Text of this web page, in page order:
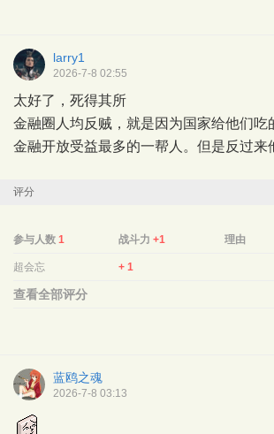
larry1
2026-7-8 02:55
太好了，死得其所
金融圈人均反贼，就是因为国家给他们吃
金融开放受益最多的一帮人。但是反过来
评分
参与人数 1 战斗力+1 理由
超会忘 + 1
查看全部评分
蓝鸥之魂
2026-7-8 03:13